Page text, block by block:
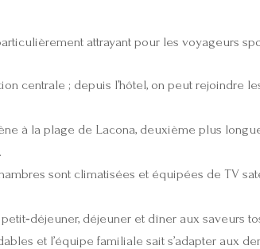
attrayant pour les voyageurs
centrale ; depuis l’hôtel, on peut rejoindre
à la plage de Lacona, deuxième plus
sont climatisées et équipées de TV
déjeuner et dîner aux saveurs
et l’équipe familiale sait s’adapter aux